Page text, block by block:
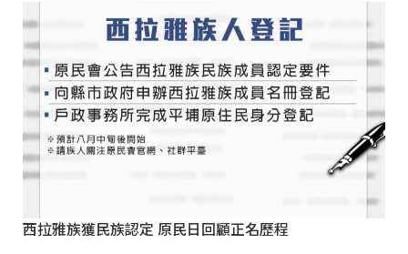
西拉雅族獲民族認定 原民日回顧正名歷程